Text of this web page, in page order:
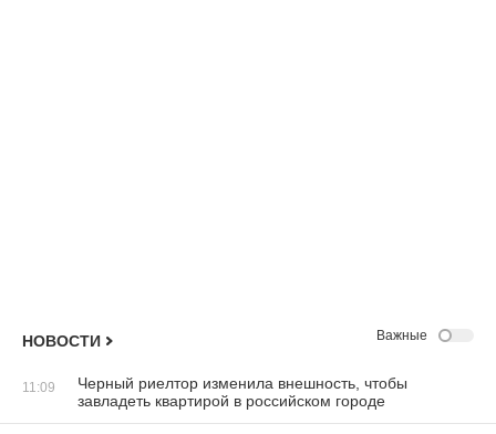
НОВОСТИ Важные
11:09
Черный риелтор изменила внешность, чтобы
завладеть квартирой в российском городе